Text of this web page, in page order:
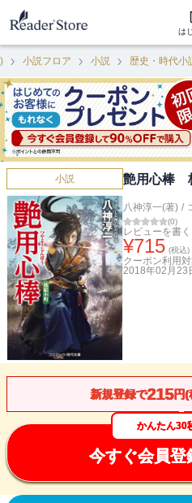
は
小説フロア 小説 歴史・時代小
小説 艶用心棒
八神淳一(著) /
(0)
レビューを書く
¥715 (税込)
クーポン利用
2018年02月23
新規登録で215円(
かんたん30
今すぐ会員登